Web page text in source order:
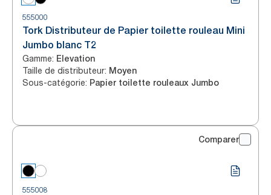
555000
Tork Distributeur de Papier toilette rouleau Mini
Jumbo blanc T2
Gamme: Elevation
Taille de distributeur: Moyen
Sous-catégorie: Papier toilette rouleaux Jumbo
Comparer
555008